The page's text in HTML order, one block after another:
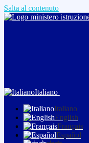
Salta al contenuto
Italiano
Italiano
English
Français
Español